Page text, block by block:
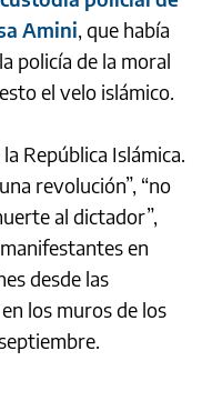
Amini, que había
policía de la moral
el velo islámico.
República Islámica.
revolución”, “no
al dictador”,
en
desde las
los muros de los